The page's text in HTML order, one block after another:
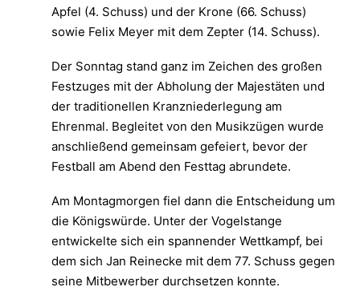
Apfel (4. Schuss) und der Krone (66. Schuss)
sowie Felix Meyer mit dem Zepter (14. Schuss).
Der Sonntag stand ganz im Zeichen des großen
Festzuges mit der Abholung der Majestäten und
der traditionellen Kranzniederlegung am
Ehrenmal. Begleitet von den Musikzügen wurde
anschließend gemeinsam gefeiert, bevor der
Festball am Abend den Festtag abrundete.
Am Montagmorgen fiel dann die Entscheidung um
die Königswürde. Unter der Vogelstange
entwickelte sich ein spannender Wettkampf, bei
dem sich Jan Reinecke mit dem 77. Schuss gegen
seine Mitbewerber durchsetzen konnte.